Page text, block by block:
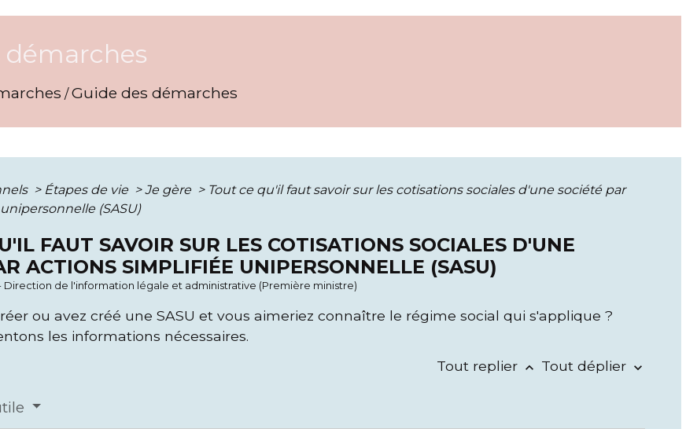
démarches
/Guide des démarches
> Étapes de vie > Je gère > Tout ce qu'il faut savoir sur les cotisations sociales d'une société par
(SASU)
FAUT SAVOIR SUR LES COTISATIONS SOCIALES D'UNE
ACTIONS SIMPLIFIÉE UNIPERSONNELLE (SASU)
Direction de l'information légale et administrative (Première ministre)
ou avez créé une SASU et vous aimeriez connaître le régime social qui s'applique ?
les informations nécessaires.
Tout replier keyboard_arrow_up Tout déplier keyboard_arrow_down